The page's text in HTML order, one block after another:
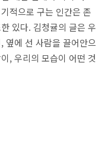
적으로 구는 인간은 존
있다. 김청귤의 글은 우
옆에 선 사람을 끌어안으
, 우리의 모습이 어떤 것